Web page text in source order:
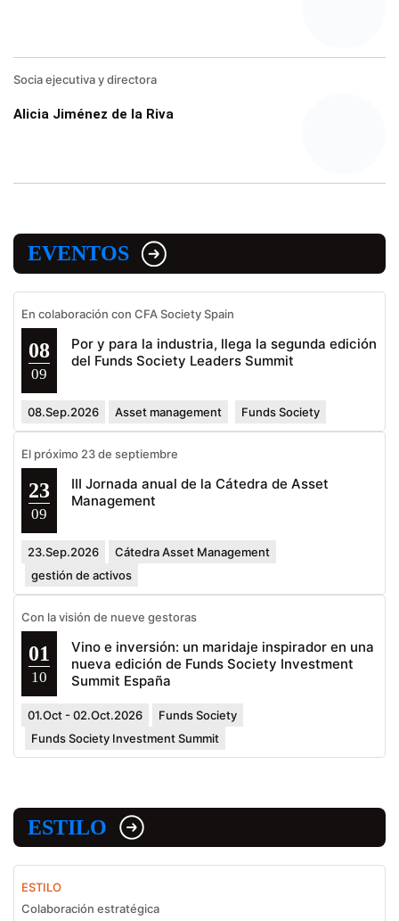
Socia ejecutiva y directora
Alicia Jiménez de la Riva
EVENTOS
En colaboración con CFA Society Spain
08
09
Por y para la industria, llega la segunda edición
del Funds Society Leaders Summit
08.Sep.2026 Asset management Funds Society
El próximo 23 de septiembre
23
09
III Jornada anual de la Cátedra de Asset
Management
23.Sep.2026
Cátedra Asset Management
gestión de activos
Con la visión de nueve gestoras
01
10
Vino e inversión: un maridaje inspirador en una
nueva edición de Funds Society Investment
Summit España
01.Oct - 02.Oct.2026
Funds Society
Funds Society Investment Summit
ESTILO
ESTILO
Colaboración estratégica